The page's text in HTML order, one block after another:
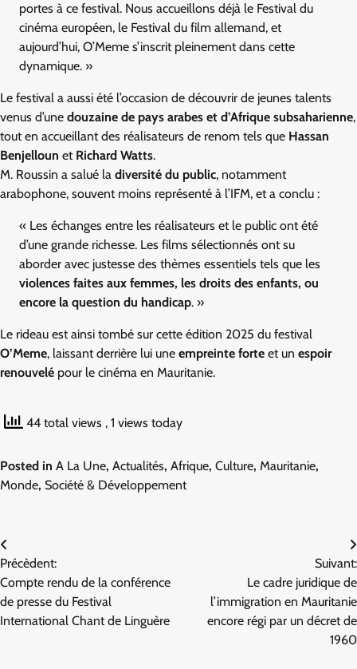
portes à ce festival. Nous accueillons déjà le Festival du
cinéma européen, le Festival du film allemand, et
aujourd’hui, O’Meme s’inscrit pleinement dans cette
dynamique. »
Le festival a aussi été l’occasion de découvrir de jeunes talents
venus d’une douzaine de pays arabes et d’Afrique subsaharienne,
tout en accueillant des réalisateurs de renom tels que Hassan
Benjelloun et Richard Watts.
M. Roussin a salué la diversité du public, notamment
arabophone, souvent moins représenté à l’IFM, et a conclu :
« Les échanges entre les réalisateurs et le public ont été
d’une grande richesse. Les films sélectionnés ont su
aborder avec justesse des thèmes essentiels tels que les
violences faites aux femmes, les droits des enfants, ou
encore la question du handicap. »
Le rideau est ainsi tombé sur cette édition 2025 du festival
O’Meme, laissant derrière lui une empreinte forte et un espoir
renouvelé pour le cinéma en Mauritanie.
44 total views , 1 views today
Posted in A La Une, Actualités, Afrique, Culture, Mauritanie,
Monde, Société & Développement
Navigation
de
l’article
Précèdent:
Compte rendu de la conférence
de presse du Festival
International Chant de Linguère
Suivant:
Le cadre juridique de
l’immigration en Mauritanie
encore régi par un décret de
1960